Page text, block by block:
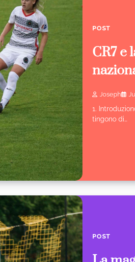
POST
CR7 e
Joseph
1.
tingono di…
POST